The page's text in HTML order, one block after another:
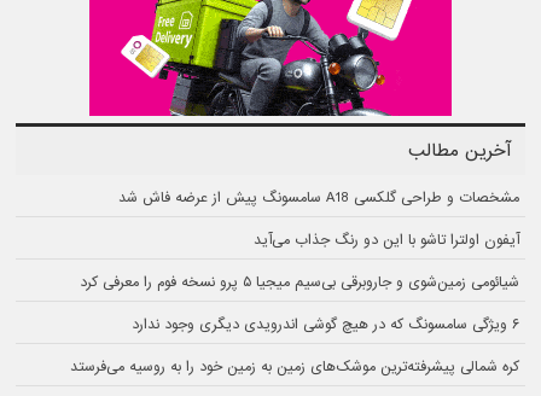
آخرین مطالب
مشخصات و طراحی گلکسی A18 سامسونگ پیش از عرضه فاش شد
آیفون اولترا تاشو با این دو رنگ جذاب می‌آید
شیائومی زمین‌شوی و جاروبرقی بی‌سیم میجیا ۵ پرو نسخه فوم را معرفی کرد
۶ ویژگی سامسونگ که در هیچ گوشی اندرویدی دیگری وجود ندارد
کره شمالی پیشرفته‌ترین موشک‌های زمین به زمین خود را به روسیه می‌فرستد